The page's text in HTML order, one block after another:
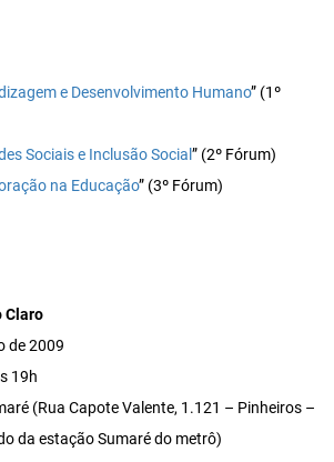
e Desenvolvimento Humano” (1º
Sociais e Inclusão Social ” (2º Fórum)
na Educação” (3º Fórum)
Claro
de 2009
19h
(Rua Capote Valente, 1.121 – Pinheiros –
da estação Sumaré do metrô)